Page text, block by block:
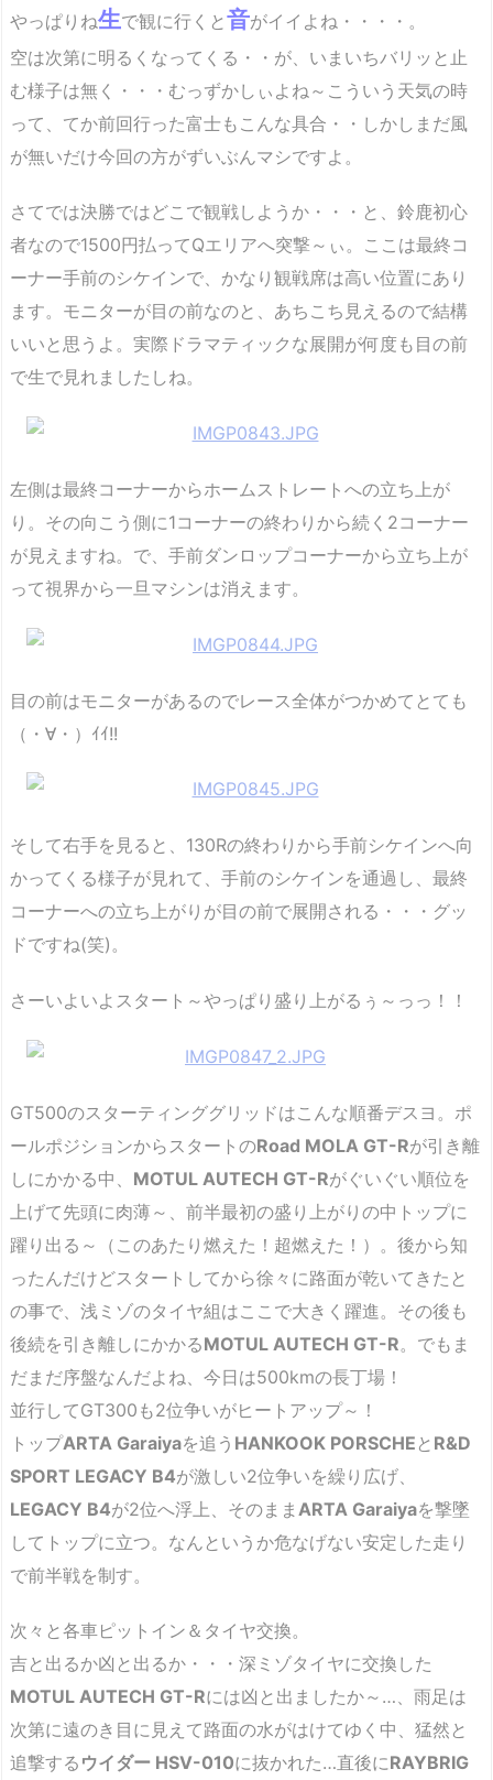
やっぱりね生で観に行くと 音がイイよね・・・・。
空は次第に明るくなってくる・・が、いまいちバリッと止
む様子は無く・・・むっずかしぃよね～こういう天気の時
って、てか前回行った富士もこんな具合・・しかしまだ風
が無いだけ今回の方がずいぶんマシですよ。
さてでは決勝ではどこで観戦しようか・・・と、鈴鹿初心
者なので1500円払ってQエリアへ突撃～ぃ。ここは最終コ
ーナー手前のシケインで、かなり観戦席は高い位置にあり
ます。モニターが目の前なのと、あちこち見えるので結構
いいと思うよ。実際ドラマティックな展開が何度も目の前
で生で見れましたしね。
左側は最終コーナーからホームストレートへの立ち上が
り。その向こう側に1コーナーの終わりから続く2コーナー
が見えますね。で、手前ダンロップコーナーから立ち上が
って視界から一旦マシンは消えます。
目の前はモニターがあるのでレース全体がつかめてとても
（・∀・）ｲｲ!!
そして右手を見ると、130Rの終わりから手前シケインへ向
かってくる様子が見れて、手前のシケインを通過し、最終
コーナーへの立ち上がりが目の前で展開される・・・グッ
ドですね(笑)。
さーいよいよスタート～やっぱり盛り上がるぅ～っっ！！
GT500のスターティンググリッドはこんな順番デスヨ。ポ
ールポジションからスタートのRoad MOLA GT-Rが引き離
しにかかる中、 MOTUL AUTECH GT-Rがぐいぐい順位を
上げて先頭に肉薄～、前半最初の盛り上がりの中トップに
躍り出る～（このあたり燃えた！超燃えた！）。後から知
ったんだけどスタートしてから徐々に路面が乾いてきたと
の事で、浅ミゾのタイヤ組はここで大きく躍進。その後も
後続を引き離しにかかるMOTUL AUTECH GT-R。でもま
だまだ序盤なんだよね、今日は500kmの長丁場！
並行してGT300も2位争いがヒートアップ～！
トップARTA Garaiyaを追う HANKOOK PORSCHE と R&D
SPORT LEGACY B4が激しい2位争いを繰り広げ、
LEGACY B4が2位へ浮上、そのまま ARTA Garaiyaを撃墜
してトップに立つ。なんというか危なげない安定した走り
で前半戦を制す。
次々と各車ピットイン＆タイヤ交換。
吉と出るか凶と出るか・・・深ミゾタイヤに交換した
MOTUL AUTECH GT-Rには凶と出ましたか～…、雨足は
次第に遠のき目に見えて路面の水がはけてゆく中、猛然と
追撃する ウイダー HSV-010に抜かれた…直後にRAYBRIG